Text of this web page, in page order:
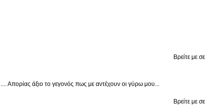
Βρείτε με σε
άξιο το γεγονός πως με αντέχουν οι γύρω μου...
Βρείτε με σε